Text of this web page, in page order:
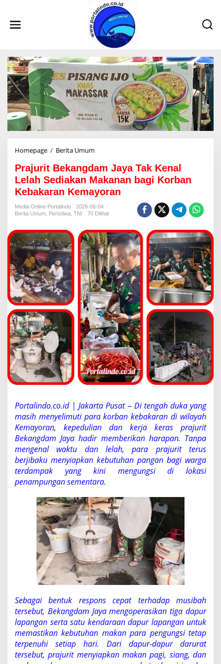
Homepage / Berita Umum
a
j
u
r
i
t
e
k
a
n
g
d
a
m
J
a
y
a
T
a
k
K
e
n
L
e
l
a
S
e
d
i
k
a
n
M
a
k
a
n
a
n
b
g
i
K
o
r
b
a
Prajurit Bekangdam Jaya Tak Kenal
Lelah Sediakan Makanan bagi Korban
Kebakaran Kemayoran
Media Online Portalindo
2026-06-04
Berita Umum Peristiwa TNI 70 Dilihat
Portalindo.co.id | Jakarta Pusat – Di tengah duka yang
masih menyelimuti para korban kebakaran di wilayah
Kemayoran, kepedulian dan kerja keras prajurit
Bekangdam Jaya hadir memberikan harapan. Tanpa
mengenal waktu dan lelah, para prajurit terus
berjibaku menyiapkan kebutuhan pangan bagi warga
terdampak yang kini mengungsi di lokasi
penampungan sementara.
Sebagai bentuk respons cepat terhadap musibah
tersebut, Bekangdam Jaya mengoperasikan tiga dapur
lapangan serta satu kendaraan dapur lapangan untuk
memastikan kebutuhan makan para pengungsi tetap
terpenuhi setiap hari. Dari dapur-dapur darurat
tersebut, prajurit menyiapkan makan pagi, siang, dan